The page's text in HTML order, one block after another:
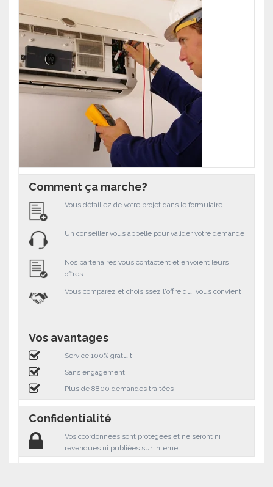
Comment ça marche?
Vous détaillez de votre projet dans le formulaire
Un conseiller vous appelle pour valider votre demande
Nos partenaires vous contactent et envoient leurs
offres
Vous comparez et choisissez l'offre qui vous convient
Vos avantages
Service 100% gratuit
Sans engagement
Plus de 8800 demandes traitées
Confidentialité
Vos coordonnées sont protégées et ne seront ni
revendues ni publiées sur Internet